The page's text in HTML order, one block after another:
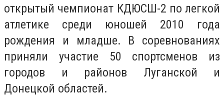
открытый чемпионат КДЮСШ-2 по легкой
атлетике среди юношей 2010 года
рождения и младше. В соревнованиях
приняли участие 50 спортсменов из
городов и районов Луганской и
Донецкой областей.